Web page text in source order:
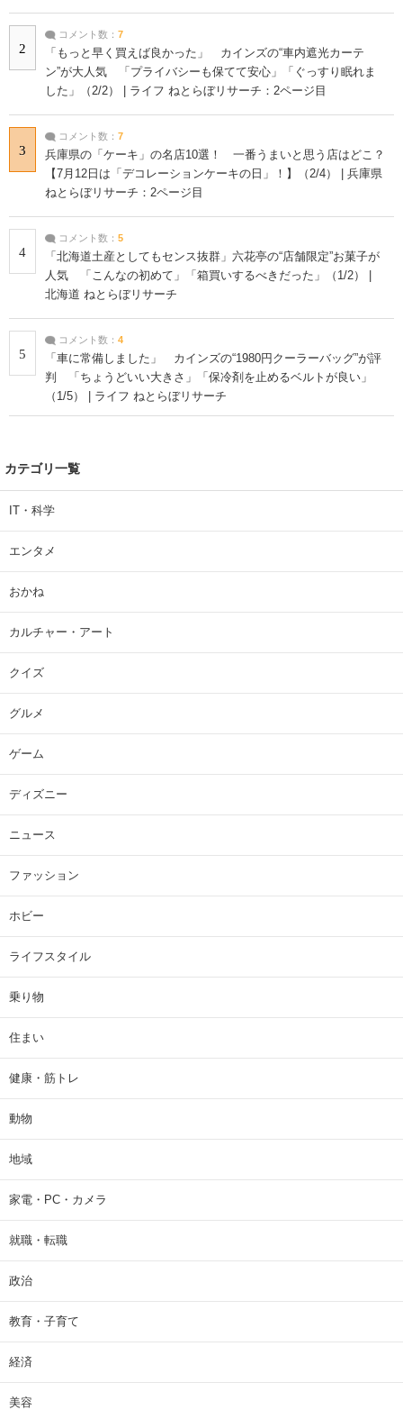
2
コメント数： 7
「もっと早く買えば良かった」 カインズの“車内遮光カーテ
ン”が大人気 「プライバシーも保てて安心」「ぐっすり眠れま
した」（2/2） | ライフ ねとらぼリサーチ：2ページ目
3
コメント数： 7
兵庫県の「ケーキ」の名店10選！ 一番うまいと思う店はどこ？
【7月12日は「デコレーションケーキの日」！】（2/4） | 兵庫県
ねとらぼリサーチ：2ページ目
4
コメント数： 5
「北海道土産としてもセンス抜群」六花亭の“店舗限定”お菓子が
人気 「こんなの初めて」「箱買いするべきだった」（1/2） |
北海道 ねとらぼリサーチ
5
コメント数： 4
「車に常備しました」 カインズの“1980円クーラーバッグ”が評
判 「ちょうどいい大きさ」「保冷剤を止めるベルトが良い」
（1/5） | ライフ ねとらぼリサーチ
カテゴリ一覧
IT・科学
エンタメ
おかね
カルチャー・アート
クイズ
グルメ
ゲーム
ディズニー
ニュース
ファッション
ホビー
ライフスタイル
乗り物
住まい
健康・筋トレ
動物
地域
家電・PC・カメラ
就職・転職
政治
教育・子育て
経済
美容